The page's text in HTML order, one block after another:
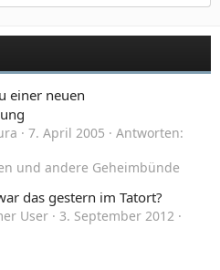
einer neuen
7. April 2005
Antworten:
und andere Geheimbünde
das gestern im Tatort?
User
3. September 2012